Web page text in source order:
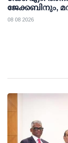
ജേക്കബിനും,
കാനയ്ക്കും
08 08 2026